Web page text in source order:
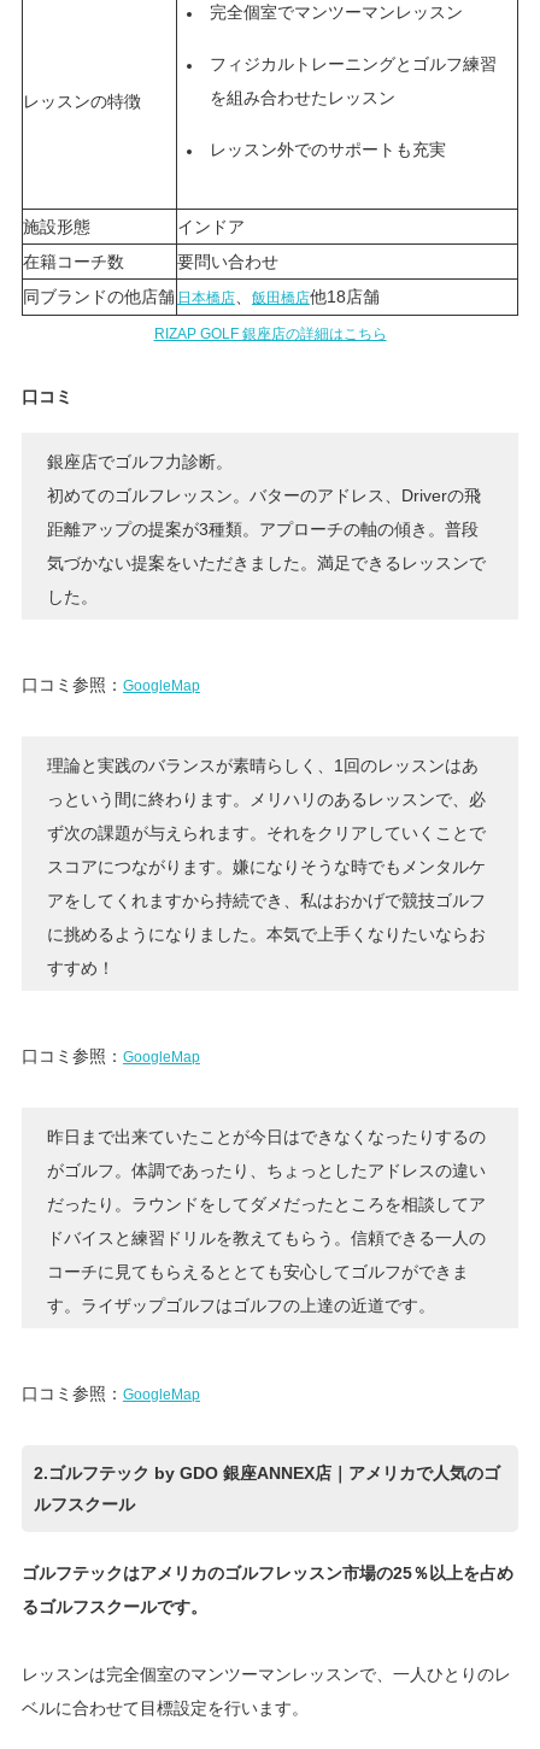
レッスンの特徴
完全個室でマンツーマンレッスン
フィジカルトレーニングとゴルフ練習
を組み合わせたレッスン
レッスン外でのサポートも充実
施設形態
インドア
在籍コーチ数
要問い合わせ
同ブランドの他店舗 日本橋店、 飯田橋店他18店舗
RIZAP GOLF 銀座店の詳細はこちら
口コミ
銀座店でゴルフ力診断。
初めてのゴルフレッスン。バターのアドレス、Driverの飛
距離アップの提案が3種類。アプローチの軸の傾き。普段
気づかない提案をいただきました。満足できるレッスンで
した。
口コミ参照： GoogleMap
理論と実践のバランスが素晴らしく、1回のレッスンはあ
っという間に終わります。メリハリのあるレッスンで、必
ず次の課題が与えられます。それをクリアしていくことで
スコアにつながります。嫌になりそうな時でもメンタルケ
アをしてくれますから持続でき、私はおかげで競技ゴルフ
に挑めるようになりました。本気で上手くなりたいならお
すすめ！
口コミ参照： GoogleMap
昨日まで出来ていたことが今日はできなくなったりするの
がゴルフ。体調であったり、ちょっとしたアドレスの違い
だったり。ラウンドをしてダメだったところを相談してア
ドバイスと練習ドリルを教えてもらう。信頼できる一人の
コーチに見てもらえるととても安心してゴルフができま
す。ライザップゴルフはゴルフの上達の近道です。
口コミ参照： GoogleMap
2.ゴルフテック by GDO 銀座ANNEX店｜アメリカで人気のゴ
ルフスクール
ゴルフテックはアメリカのゴルフレッスン市場の25％以上を占め
るゴルフスクールです。
レッスンは完全個室のマンツーマンレッスンで、一人ひとりのレ
ベルに合わせて目標設定を行います。